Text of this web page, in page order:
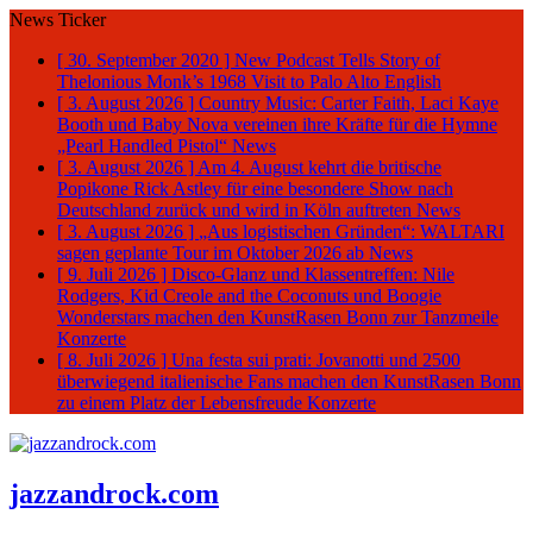
News Ticker
[ 30. September 2020 ] New Podcast Tells Story of
Thelonious Monk’s 1968 Visit to Palo Alto English
[ 3. August 2026 ] Country Music: Carter Faith, Laci Kaye
Booth und Baby Nova vereinen ihre Kräfte für die Hymne
„Pearl Handled Pistol“ News
[ 3. August 2026 ] Am 4. August kehrt die britische
Popikone Rick Astley für eine besondere Show nach
Deutschland zurück und wird in Köln auftreten News
[ 3. August 2026 ] „Aus logistischen Gründen“: WALTARI
sagen geplante Tour im Oktober 2026 ab News
[ 9. Juli 2026 ] Disco-Glanz und Klassentreffen: Nile
Rodgers, Kid Creole and the Coconuts und Boogie
Wonderstars machen den KunstRasen Bonn zur Tanzmeile
Konzerte
[ 8. Juli 2026 ] Una festa sui prati: Jovanotti und 2500
überwiegend italienische Fans machen den KunstRasen Bonn
zu einem Platz der Lebensfreude Konzerte
jazzandrock.com